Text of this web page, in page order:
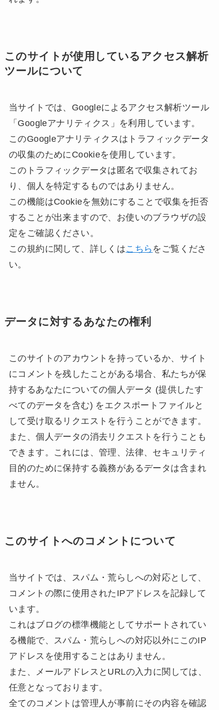
このサイトが使用しているアクセス解析
ツールについて
当サイトでは、Googleによるアクセス解析ツール
「Googleアナリティクス」を利用しています。
このGoogleアナリティクスはトラフィックデータ
の収集のためにCookieを使用しています。
このトラフィックデータは匿名で収集されてお
り、個人を特定するものではありません。
この機能はCookieを無効にすることで収集を拒否
することが出来ますので、お使いのブラウザの設
定をご確認ください。
この規約に関して、詳しくはこちら をご覧くださ
い。
データに対するあなたの権利
このサイトのアカウントを持っているか、サイト
にコメントを残したことがある場合、私たちが保
持するあなたについての個人データ (提供したす
べてのデータを含む) をエクスポートファイルと
して受け取るリクエストを行うことができます。
また、個人データの消去リクエストを行うことも
できます。これには、管理、法律、セキュリティ
目的のために保持する義務があるデータは含まれ
ません。
このサイトへのコメントについて
当サイトでは、スパム・荒らしへの対応として、
コメントの際に使用されたIPアドレスを記録して
います。
これはブログの標準機能としてサポートされてい
る機能で、スパム・荒らしへの対応以外にこのIP
アドレスを使用することはありません。
また、メールアドレスとURLの入力に関しては、
任意となっております。
全てのコメントは管理人が事前にその内容を確認